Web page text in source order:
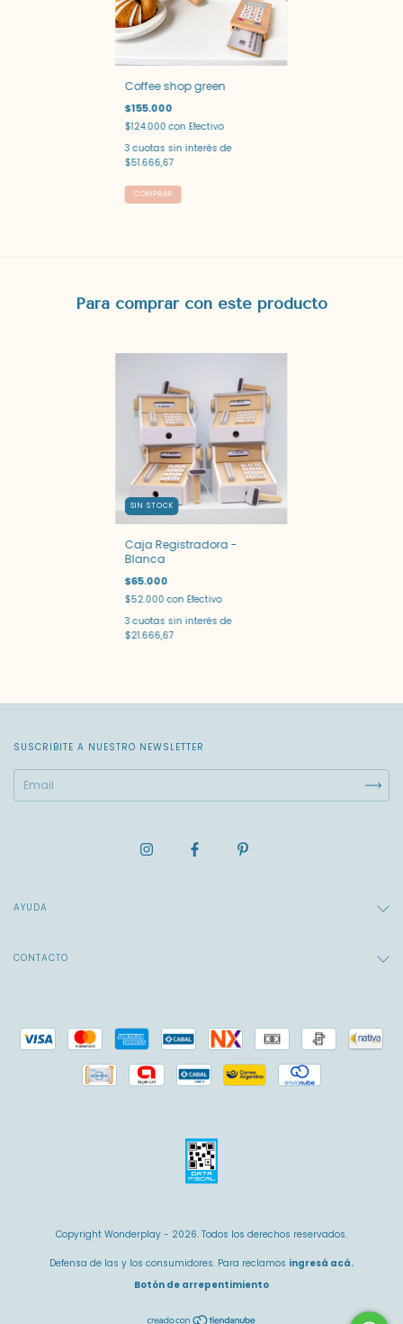
Coffee shop green
$155.000
$124.000con Efectivo
3 cuotas sin interés de
$51.666,67
Para comprar con este producto
SIN STOCK
Caja Registradora -
Blanca
$65.000
$52.000con Efectivo
3 cuotas sin interés de
$21.666,67
SUSCRIBITE A NUESTRO NEWSLETTER
AYUDA
CONTACTO
Copyright Wonderplay - 2026. Todos los derechos reservados.
Defensa de las y los consumidores. Para reclamos ingresá acá.
Botón de arrepentimiento